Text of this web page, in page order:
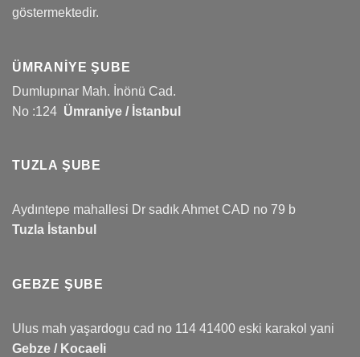
göstermektedir.
ÜMRANIYE ŞUBE
Dumlupınar Mah. İnönü Cad.
No :124 Ümraniye / İstanbul
TUZLA ŞUBE
Aydıntepe mahallesi Dr sadık Ahmet CAD no 79 b
Tuzla İstanbul
GEBZE ŞUBE
Ulus mah yaşardogu cad no 114 41400 eski karakol yani
Gebze / Kocaeli